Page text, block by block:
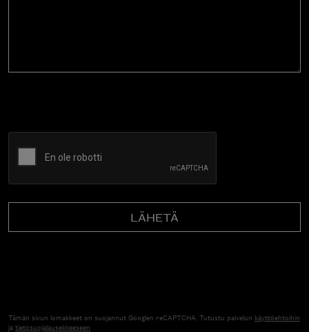
Tämän sivun lomakkeet on suojannut Googlen reCAPTCHA. Tutustu palvelun käyttöehtoihin
jatietosuojalausekkeeseen